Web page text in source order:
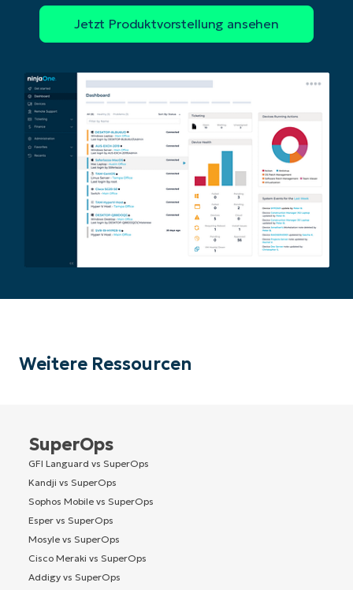
Weitere Ressourcen
SuperOps
GFI Languard vs SuperOps
Kandji vs SuperOps
Sophos Mobile vs SuperOps
Esper vs SuperOps
Mosyle vs SuperOps
Cisco Meraki vs SuperOps
Addigy vs SuperOps